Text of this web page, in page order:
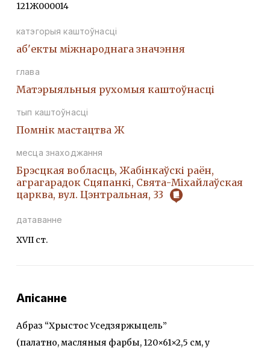
121Ж000014
катэгорыя каштоўнасці
аб'екты міжнароднага значэння
глава
Матэрыяльныя рухомыя каштоўнасці
тып каштоўнасці
Помнік мастацтва Ж
месца знаходжання
Брэсцкая вобласць, Жабінкаўскі раён,
аграгарадок Сцяпанкі, Свята-Міхайлаўская
царква, вул. Цэнтральная, 33
датаванне
ХVII ст.
Апісанне
Абраз “Хрыстос Уседзяржыцель”
(палатно, масляныя фарбы, 120×61×2,5 см, у